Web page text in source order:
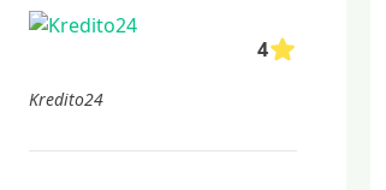
4
Kredito24